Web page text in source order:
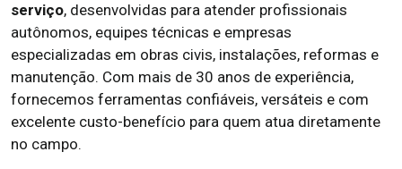
serviço, desenvolvidas para atender profissionais
autônomos, equipes técnicas e empresas
especializadas em obras civis, instalações, reformas e
manutenção. Com mais de 30 anos de experiência,
fornecemos ferramentas confiáveis, versáteis e com
excelente custo-benefício para quem atua diretamente
no campo.